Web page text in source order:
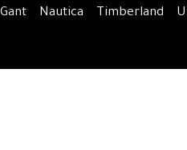
Timberland
Nautica
Gant